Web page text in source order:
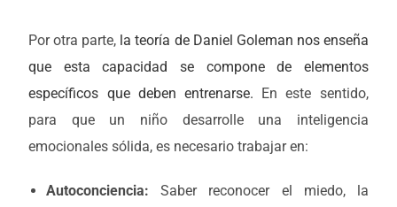
Por otra parte, la teoría de Daniel Goleman nos enseña
que esta capacidad se compone de elementos
específicos que deben entrenarse. En este sentido,
para que un niño desarrolle una inteligencia
emocionales sólida, es necesario trabajar en:
Autoconciencia: Saber reconocer el miedo, la